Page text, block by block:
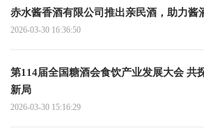
赤水酱香酒有限公司推出亲民酒，助力酱
2026-03-30 16:36:50
第114届全国糖酒会食饮产业发展大会 共
新局
2026-03-30 15:16:29